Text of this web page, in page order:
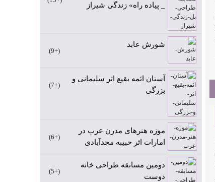
_ پیاده راه» زندگی شیراز
شورش عابد
+9
آستان ائمه بقیع اثر سلیمانی و
بزرگی
+7
موزه هنرهای مدرن عرب در
امارات اثر حبیبه مجدآبادی
+6
دومین مسابقه طراحی خانه
دوست
+5